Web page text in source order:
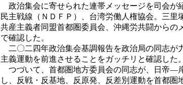
政治集会に寄せられた連帯メッセージを司会が
民主戦線（ＮＤＦＰ）、台湾労働人権協会。三里
共産主義者同盟首都圏委員会、沖縄労共闘から
で確認した。
二〇二四年政治集会基調報告を政治局の同志が
主義運動を前進させることをガッチリと確認した。
つづいて、首都圏地方委員会の同志が、日帝―
し、反戦・反基地、反原発、反差別運動を首都